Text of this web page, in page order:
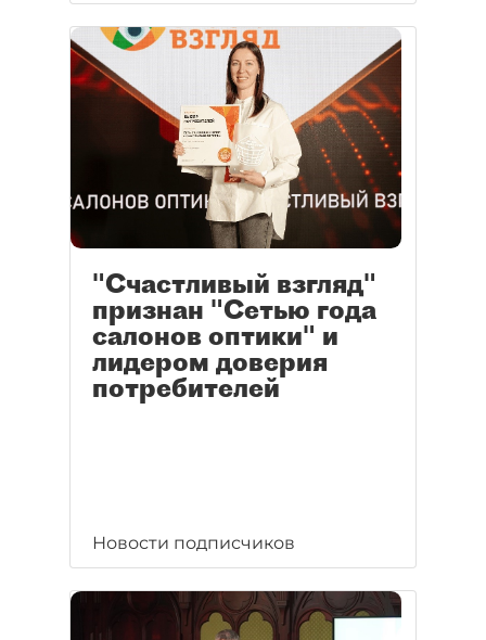
"Счастливый взгляд"
признан "Сетью года
салонов оптики" и
лидером доверия
потребителей
Новости подписчиков